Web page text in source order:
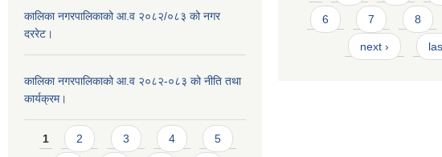
कालिका नगरपालिकाको आ.व २०८२/०८३ को नगर
दररेट।
कालिका नगरपालिकाको आ.व २०८२-०८३ को नीति तथा
कार्यक्रम।
Pages
1 2 3 4 5
6 7 8
next ›